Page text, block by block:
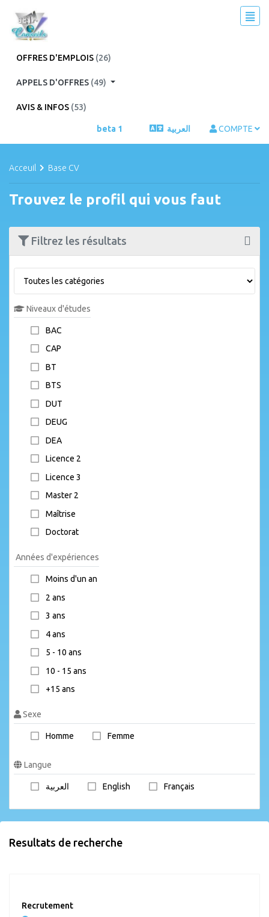
OFFRES D'EMPLOIS (26)
APPELS D'OFFRES (49)
AVIS & INFOS (53)
beta 1 العربية COMPTE
Acceuil Base CV
Trouvez le profil qui vous faut
Filtrez les résultats
Niveaux d'études
BAC
CAP
BT
BTS
DUT
DEUG
DEA
Licence 2
Licence 3
Master 2
Maîtrise
Doctorat
Années d'expériences
Moins d'un an
2 ans
3 ans
4 ans
5 - 10 ans
10 - 15 ans
+15 ans
Sexe
Homme Femme
Langue
العربية English Français
Resultats de recherche
Recrutement